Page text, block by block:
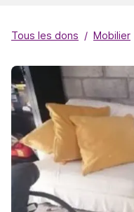
Tous les dons Mobilier